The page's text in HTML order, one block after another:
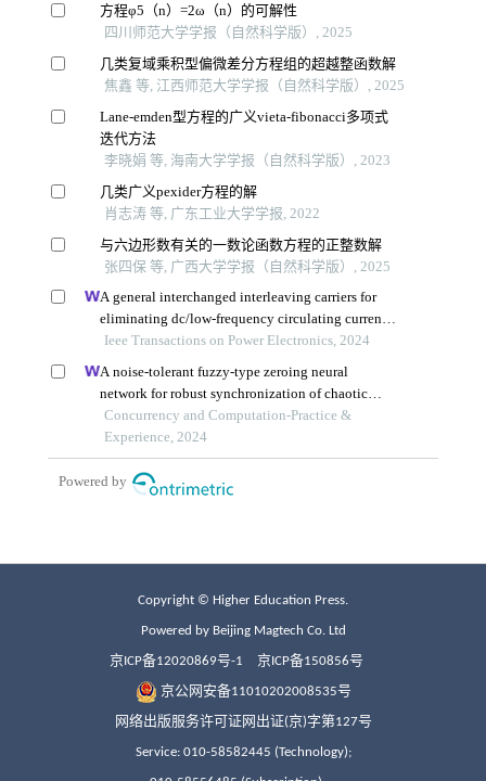
Copyright © Higher Education Press.
Powered by Beijing Magtech Co. Ltd
京ICP备12020869号-1 京ICP备150856号
京公网安备11010202008535号
网络出版服务许可证网出证(京)字第127号
Service: 010-58582445 (Technology);